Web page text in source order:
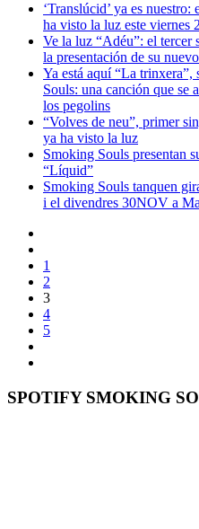
‘Translúcid’ ya es
ha visto la luz este viernes
Ve la luz “Adéu”: el tercer
la presentación de su
Ya está aquí “La
Souls: una canción que se
los pegolins
“Volves de neu”, primer
ya ha visto la luz
Smoking Souls presentan
“Líquid”
Smoking Souls tanquen
i el divendres 30NOV a
1
2
3
4
5
SPOTIFY SMOKING